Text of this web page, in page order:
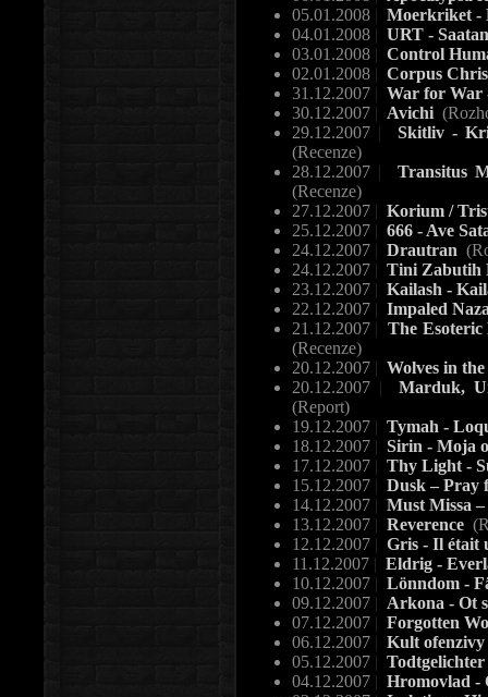
05.01.2008 | Moerkriket -
04.01.2008 | URT -
03.01.2008 | Control
02.01.2008 | Corpus
31.12.2007 | War for
30.12.2007 | Avichi
29.12.2007 |
Skitliv -
(Recenze)
28.12.2007 |
Transitus
(Recenze)
27.12.2007 | Korium /
25.12.2007 | 666 - Ave
24.12.2007 | Drautran
24.12.2007 | Tini Zabutih
23.12.2007 | Kailash -
22.12.2007 | Impaled
21.12.2007 | The Esoteric
(Recenze)
20.12.2007 | Wolves in
20.12.2007 |
Marduk,
(Report)
19.12.2007 | Tymah -
18.12.2007 | Sirin - Moja
17.12.2007 | Thy Light -
15.12.2007 | Dusk – Pray
14.12.2007 | Must Missa
13.12.2007 | Reverence
12.12.2007 | Gris - Il était
11.12.2007 | Eldrig -
10.12.2007 | Lönndom -
09.12.2007 | Arkona - Ot
07.12.2007 | Forgotten
06.12.2007 | Kult
05.12.2007 |
04.12.2007 | Hromovlad -